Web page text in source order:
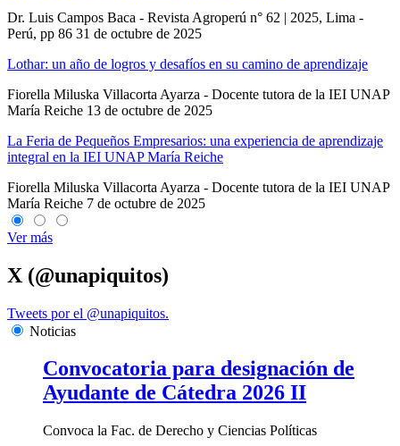
Dr. Luis Campos Baca - Revista Agroperú n° 62 | 2025, Lima -
Perú, pp 86 31 de octubre de 2025
Lothar: un año de logros y desafíos en su camino de aprendizaje
Fiorella Miluska Villacorta Ayarza - Docente tutora de la IEI UNAP
María Reiche 13 de octubre de 2025
La Feria de Pequeños Empresarios: una experiencia de aprendizaje
integral en la IEI UNAP María Reiche
Fiorella Miluska Villacorta Ayarza - Docente tutora de la IEI UNAP
María Reiche 7 de octubre de 2025
Ver más
X (@unapiquitos)
Tweets por el @unapiquitos.
Noticias
Convocatoria para designación de
Ayudante de Cátedra 2026 II
Convoca la Fac. de Derecho y Ciencias Políticas